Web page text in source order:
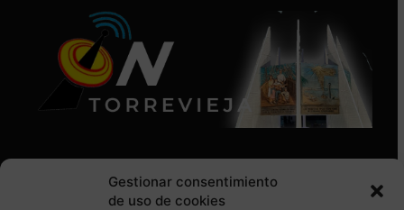
Gestionar consentimiento
de uso de cookies